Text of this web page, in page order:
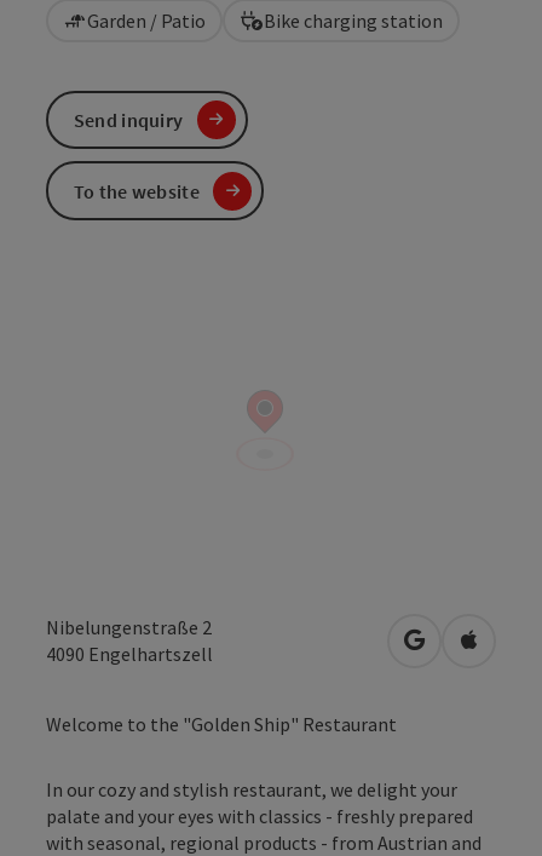
Garden / Patio Bike charging station
Nibelungenstraße 2
4090 Engelhartszell open inOpen in
Welcome to the "Golden Ship" Restaurant
In our cozy and stylish restaurant, we delight your
palate and your eyes with classics - freshly prepared
with seasonal, regional products - from Austrian and
Send inquiry
To the website